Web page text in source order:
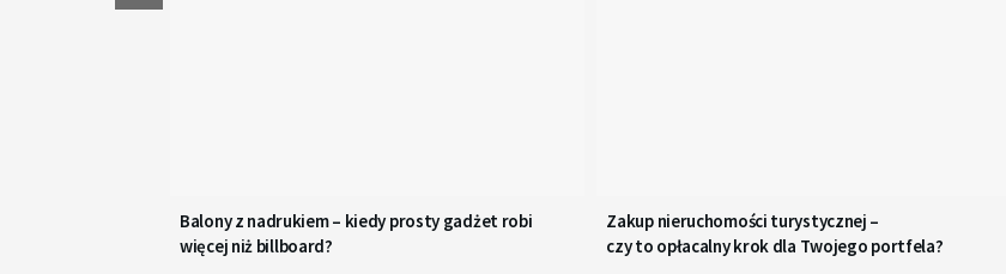
Balony z nadrukiem – kiedy prosty gadżet robi
więcej niż billboard?
Zakup nieruchomości turystycznej –
czy to opłacalny krok dla Twojego portfela?